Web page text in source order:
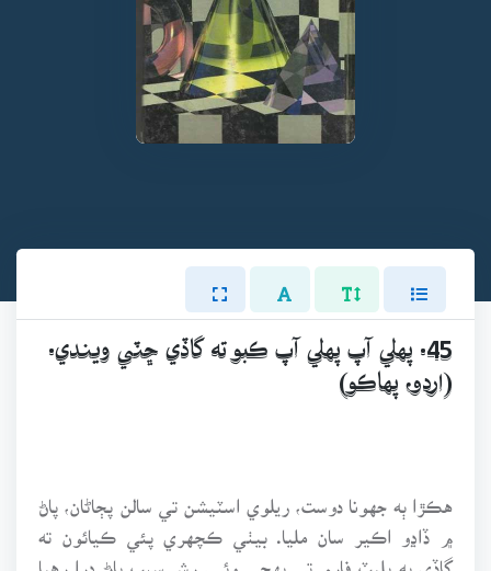
45. پهلي آپ پهلي آپ ڪبو ته گاڏي ڇٽي ويندي.
(اردو، پهاڪو)
هڪڙا ٻه جهونا دوست، ريلوي اسٽيشن تي سالن پڄاڻان، پاڻ
۾ ڏاڍو اڪير سان مليا. بيٺي ڪچهري پئي ڪيائون ته
گاڏي به پليٽ فارم تي پهچي وئي. رش سبب پاڻ ڍرا رهيا